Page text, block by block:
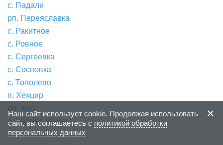
с. Падали
рп. Переяславка
с. Ракитное
с. Ровное
с. Сергеевка
с. Сосновка
с. Тополево
п. Хехцир
рп. Хор
с. Черная Речка
рп. Эльбан
Наш сайт использует cookie. Продолжая использовать
сайт, вы соглашаетесь с политикой обработки
персональных данных